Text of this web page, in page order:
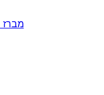
מברז UNF ספיראלי קובלט